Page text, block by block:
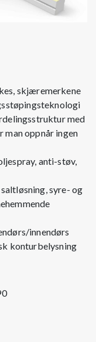
skjæremerkene
med
man oppnår ingen
anti-støv,
syre- og
innendørs
konturbelysning